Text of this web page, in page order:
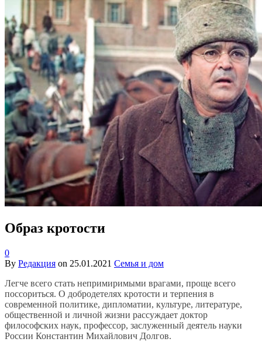
Образ кротости
0
By Редакция on 25.01.2021 Семья и дом
Легче всего стать непримиримыми врагами, проще всего
поссориться. О добродетелях кротости и терпения в
современной политике, дипломатии, культуре, литературе,
общественной и личной жизни рассуждает доктор
философских наук, профессор, заслуженный деятель науки
России Константин Михайлович Долгов.